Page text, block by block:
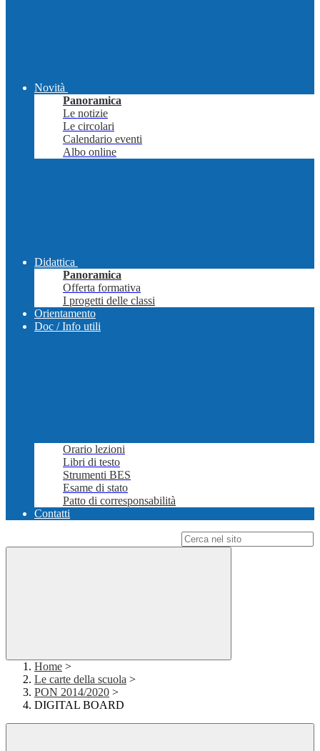
Novità
Panoramica
Le notizie
Le circolari
Calendario eventi
Albo online
Didattica
Panoramica
Offerta formativa
I progetti delle classi
Orientamento
Doc / Info utili
Orario lezioni
Libri di testo
Strumenti BES
Esame di stato
Patto di corresponsabilità
Contatti
Home >
Le carte della scuola >
PON 2014/2020 >
DIGITAL BOARD